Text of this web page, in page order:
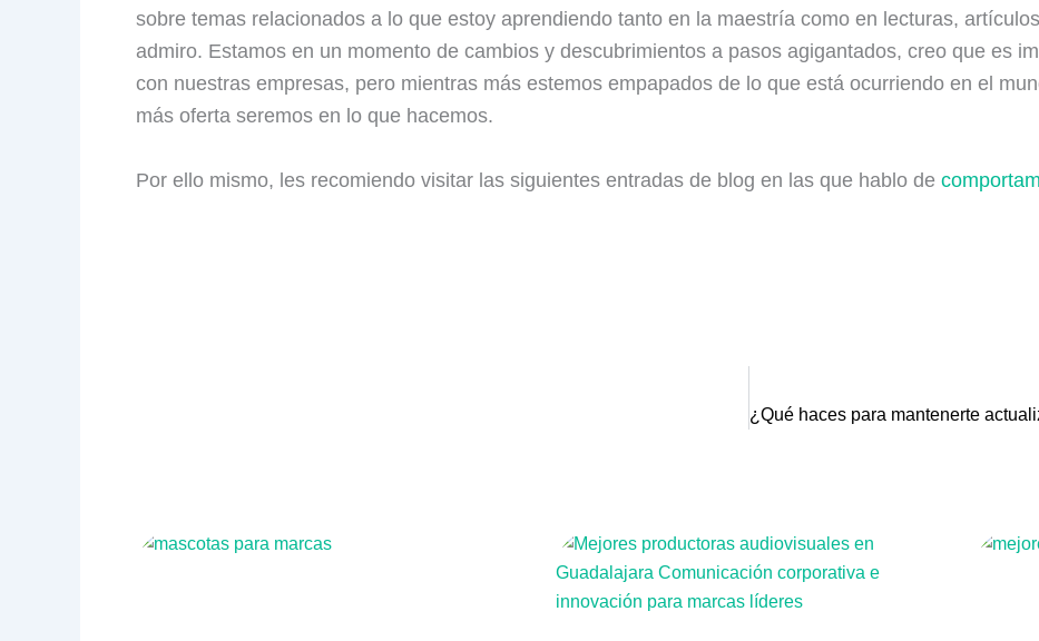
sobre temas relacionados a lo que estoy aprendiendo tanto en la maestría como en lecturas,
admiro. Estamos en un momento de cambios y descubrimientos a pasos agigantados, creo que es
con nuestras empresas, pero mientras más estemos empapados de lo que está ocurriendo en el
más oferta seremos en lo que hacemos.
Por ello mismo, les recomiendo visitar las siguientes entradas de blog en las que hablo de